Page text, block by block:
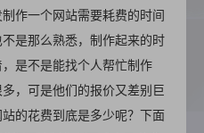
作一个网站需要耗费的时间
是那么熟悉，制作起来的时
是不是能找个人帮忙制作
，可是他们的报价又差别巨
的花费到底是多少呢？下面